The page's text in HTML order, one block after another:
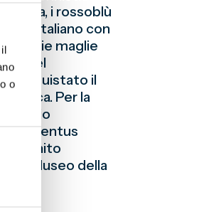
o
i rossoblù
italiano con
proprie maglie
del
conquistato il
Per la
e Juventus
era finito
Museo della